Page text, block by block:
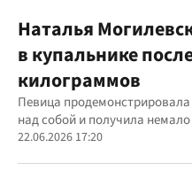
Наталья
в купальнике
килограммов
Певица
над собой и получила
22.06.2026 17:20